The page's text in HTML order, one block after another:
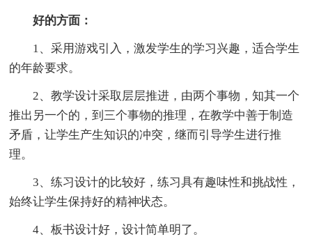
好的方面：
1、采用游戏引入，激发学生的学习兴趣，适合学生
的年龄要求。
2、教学设计采取层层推进，由两个事物，知其一个
推出另一个的，到三个事物的推理，在教学中善于制造
矛盾，让学生产生知识的冲突，继而引导学生进行推
理。
3、练习设计的比较好，练习具有趣味性和挑战性，
始终让学生保持好的精神状态。
4、板书设计好，设计简单明了。